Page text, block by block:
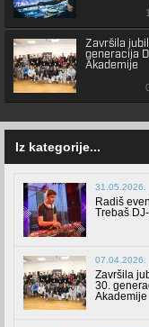
Završila
generacija
Akademije
Iz kategorije...
31.05.2026.
Radiš
Trebaš
07.04.2026.
Završila
30.
Akademije